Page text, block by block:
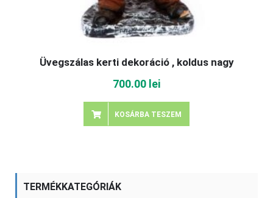
Üvegszálas kerti dekoráció , koldus nagy
700.00 lei
KOSÁRBA TESZEM
TERMÉKKATEGÓRIÁK